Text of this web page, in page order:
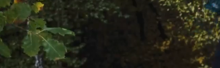
Subnavigation umschalten
Subnavigation umschalten